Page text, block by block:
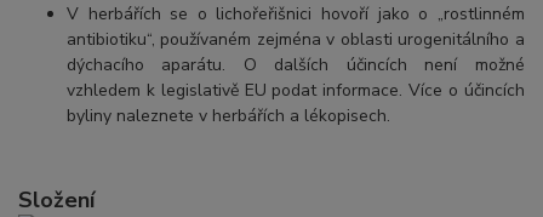
V herbářích se o lichořeřišnici hovoří jako o „rostlinném
antibiotiku“, používaném zejména v oblasti urogenitálního a
dýchacího aparátu. O dalších účincích není možné
vzhledem k legislativě EU podat informace. Více o účincích
byliny naleznete v herbářích a lékopisech.
Složení